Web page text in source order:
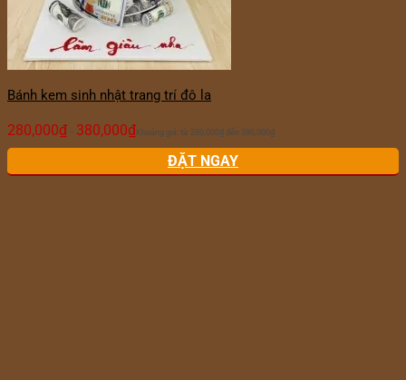
Bánh kem sinh nhật trang trí đô la
280,000₫ – 380,000₫ Khoảng giá: từ 280,000₫ đến 380,000₫
ĐẶT NGAY